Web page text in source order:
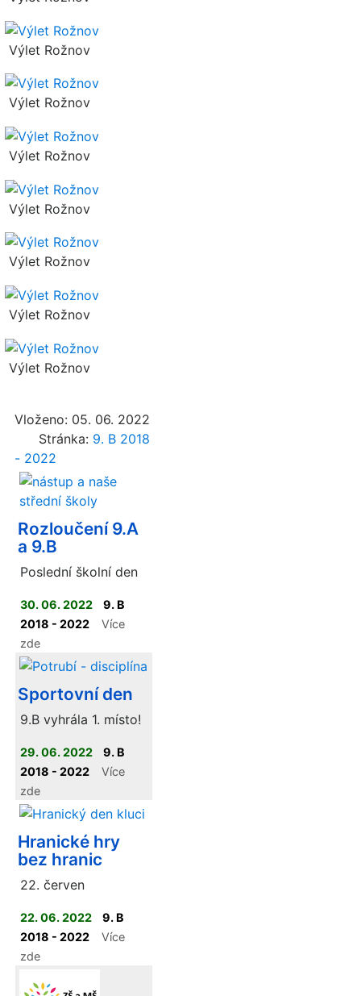
Výlet Rožnov
Výlet Rožnov
Výlet Rožnov
Výlet Rožnov
Výlet Rožnov
Výlet Rožnov
Výlet Rožnov
Vloženo: 05. 06. 2022
Stránka: 9. B 2018
- 2022
Rozloučení 9.A
a 9.B
Poslední školní den
30. 06. 2022
9. B
2018 - 2022
Více
zde
Sportovní den
9.B vyhrála 1. místo!
29. 06. 2022
9. B
2018 - 2022
Více
zde
Hranické hry
bez hranic
22. červen
22. 06. 2022
9. B
2018 - 2022
Více
zde